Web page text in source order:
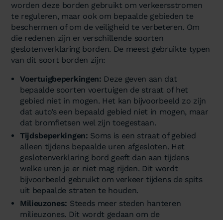
worden deze borden gebruikt om verkeersstromen
te reguleren, maar ook om bepaalde gebieden te
beschermen of om de veiligheid te verbeteren. Om
die redenen zijn er verschillende soorten
geslotenverklaring borden. De meest gebruikte typen
van dit soort borden zijn:
Voertuigbeperkingen: Deze geven aan dat
bepaalde soorten voertuigen de straat of het
gebied niet in mogen. Het kan bijvoorbeeld zo zijn
dat auto’s een bepaald gebied niet in mogen, maar
dat bromfietsen wel zijn toegestaan.
Tijdsbeperkingen: Soms is een straat of gebied
alleen tijdens bepaalde uren afgesloten. Het
geslotenverklaring bord geeft dan aan tijdens
welke uren je er niet mag rijden. Dit wordt
bijvoorbeeld gebruikt om verkeer tijdens de spits
uit bepaalde straten te houden.
Milieuzones: Steeds meer steden hanteren
milieuzones. Dit wordt gedaan om de